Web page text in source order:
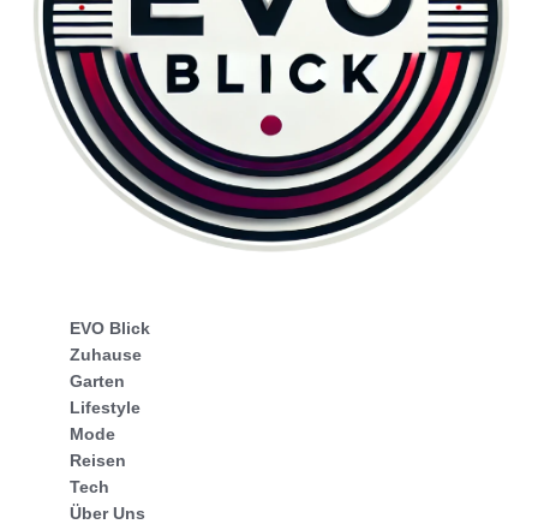
EVO Blick
Zuhause
Garten
Lifestyle
Mode
Reisen
Tech
Über Uns